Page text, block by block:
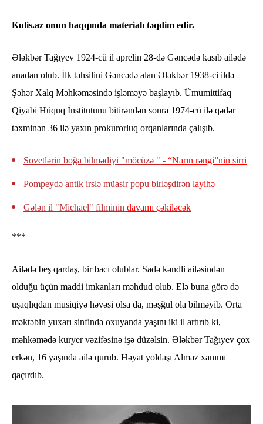
Kulis.az onun haqqında materialı təqdim edir.
Ələkbər Tağıyev 1924-cü il aprelin 28-də Gəncədə kasıb ailədə
anadan olub. İlk təhsilini Gəncədə alan Ələkbər 1938-ci ildə
Şəhər Xalq Məhkəməsində işləməyə başlayıb. Ümumittifaq
Qiyabi Hüquq İnstitutunu bitirəndən sonra 1974-cü ilə qədər
təxminən 36 ilə yaxın prokurorluq orqanlarında çalışıb.
Sovetlərin boğa bilmədiyi "möcüzə " - “Narın rəngi”nin sirri
Pompeydə antik irslə müasir popu birləşdirən layihə
Gələn il "Michael" filminin davamı çəkiləcək
***
Ailədə beş qardaş, bir bacı olublar. Sadə kəndli ailəsindən
olduğu üçün maddi imkanları məhdud olub. Elə buna görə də
uşaqlıqdan musiqiyə həvəsi olsa da, məşğul ola bilməyib. Orta
məktəbin yuxarı sinfində oxuyanda yaşını iki il artırıb ki,
məhkəmədə kuryer vəzifəsinə işə düzəlsin. Ələkbər Tağıyev çox
erkən, 16 yaşında ailə qurub. Həyat yoldaşı Almaz xanımı
qaçırdıb.